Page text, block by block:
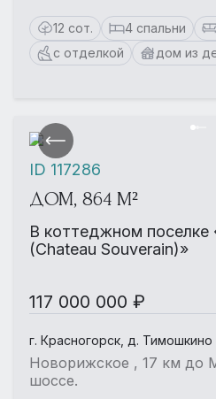
12 сот. 4 спальни
с отделкой
дом из
ДОМ, 864 М²
В коттеджном
(Chateau Souverain)»
117 000 000 ₽
г. Красногорск, д. Тимошкино
Новорижское , 17 км до
шоссе.
ID 117286